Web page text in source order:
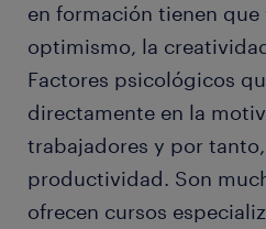
en formación tienen que
optimismo, la
Factores psicológicos
directamente en la
trabajadores y por
productividad. Son
ofrecen cursos